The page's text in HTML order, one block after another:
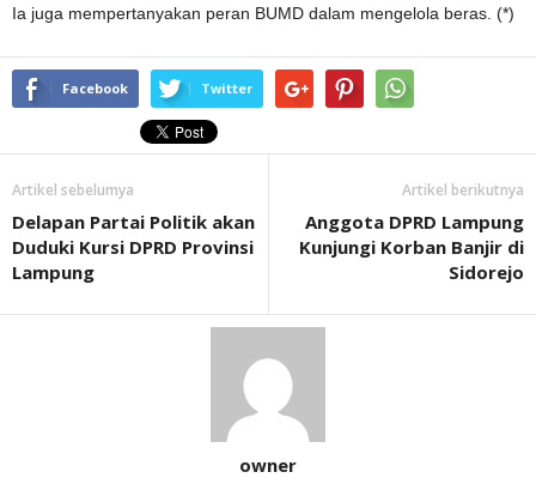
Ia juga mempertanyakan peran BUMD dalam mengelola beras. (*)
Facebook Twitter
Artikel sebelumya
Delapan Partai Politik akan
Duduki Kursi DPRD Provinsi
Lampung
Artikel berikutnya
Anggota DPRD Lampung
Kunjungi Korban Banjir di
Sidorejo
owner